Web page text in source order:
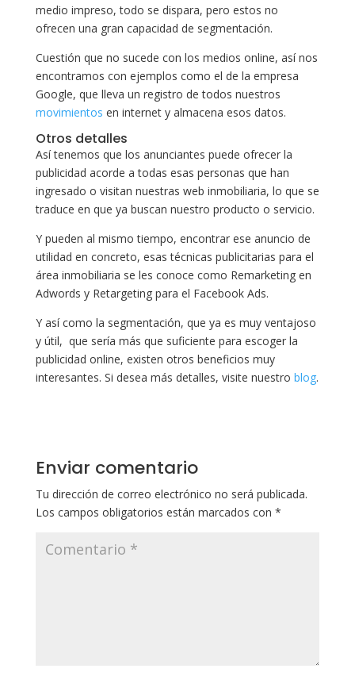
medio impreso, todo se dispara, pero estos no
ofrecen una gran capacidad de segmentación.
Cuestión que no sucede con los medios online, así nos
encontramos con ejemplos como el de la empresa
Google, que lleva un registro de todos nuestros
movimientos en internet y almacena esos datos.
Otros detalles
Así tenemos que los anunciantes puede ofrecer la
publicidad acorde a todas esas personas que han
ingresado o visitan nuestras web inmobiliaria, lo que se
traduce en que ya buscan nuestro producto o servicio.
Y pueden al mismo tiempo, encontrar ese anuncio de
utilidad en concreto, esas técnicas publicitarias para el
área inmobiliaria se les conoce como Remarketing en
Adwords y Retargeting para el Facebook Ads.
Y así como la segmentación, que ya es muy ventajoso
y útil, que sería más que suficiente para escoger la
publicidad online, existen otros beneficios muy
interesantes. Si desea más detalles, visite nuestro blog.
Enviar comentario
Tu dirección de correo electrónico no será publicada.
Los campos obligatorios están marcados con *